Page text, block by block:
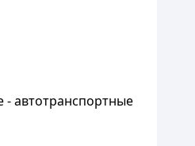
- автотранспортные